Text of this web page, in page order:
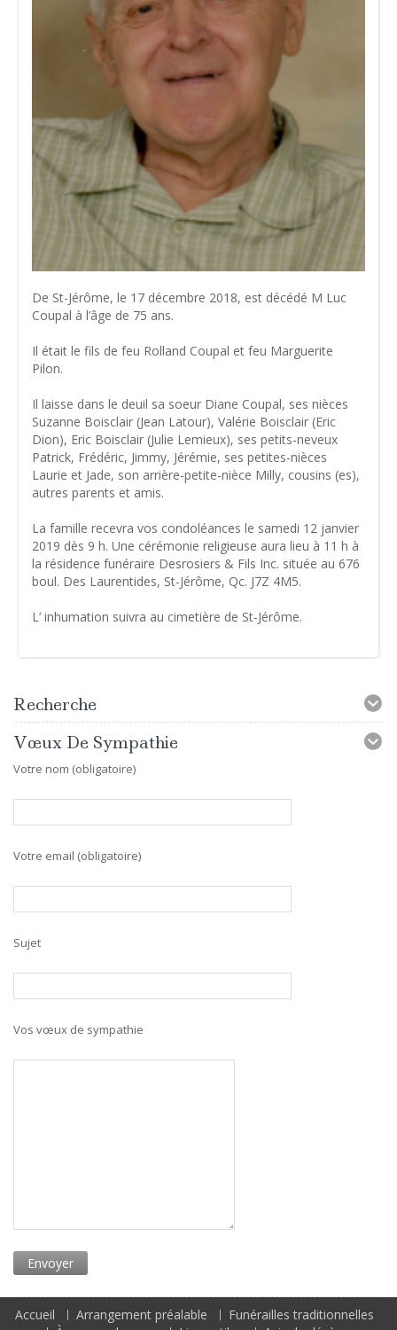
De St-Jérôme, le 17 décembre 2018, est décédé M Luc
Coupal à l’âge de 75 ans.
Il était le fils de feu Rolland Coupal et feu Marguerite
Pilon.
Il laisse dans le deuil sa soeur Diane Coupal, ses nièces
Suzanne Boisclair (Jean Latour), Valérie Boisclair (Eric
Dion), Eric Boisclair (Julie Lemieux), ses petits-neveux
Patrick, Frédéric, Jimmy, Jérémie, ses petites-nièces
Laurie et Jade, son arrière-petite-nièce Milly, cousins (es),
autres parents et amis.
La famille recevra vos condoléances le samedi 12 janvier
2019 dès 9 h. Une cérémonie religieuse aura lieu à 11 h à
la résidence funéraire Desrosiers & Fils Inc. située au 676
boul. Des Laurentides, St-Jérôme, Qc. J7Z 4M5.
L’ inhumation suivra au cimetière de St-Jérôme.
Recherche
Vœux De Sympathie
Votre nom (obligatoire)
Votre email (obligatoire)
Sujet
Vos vœux de sympathie
Accueil Arrangement préalable
Funérailles traditionnelles